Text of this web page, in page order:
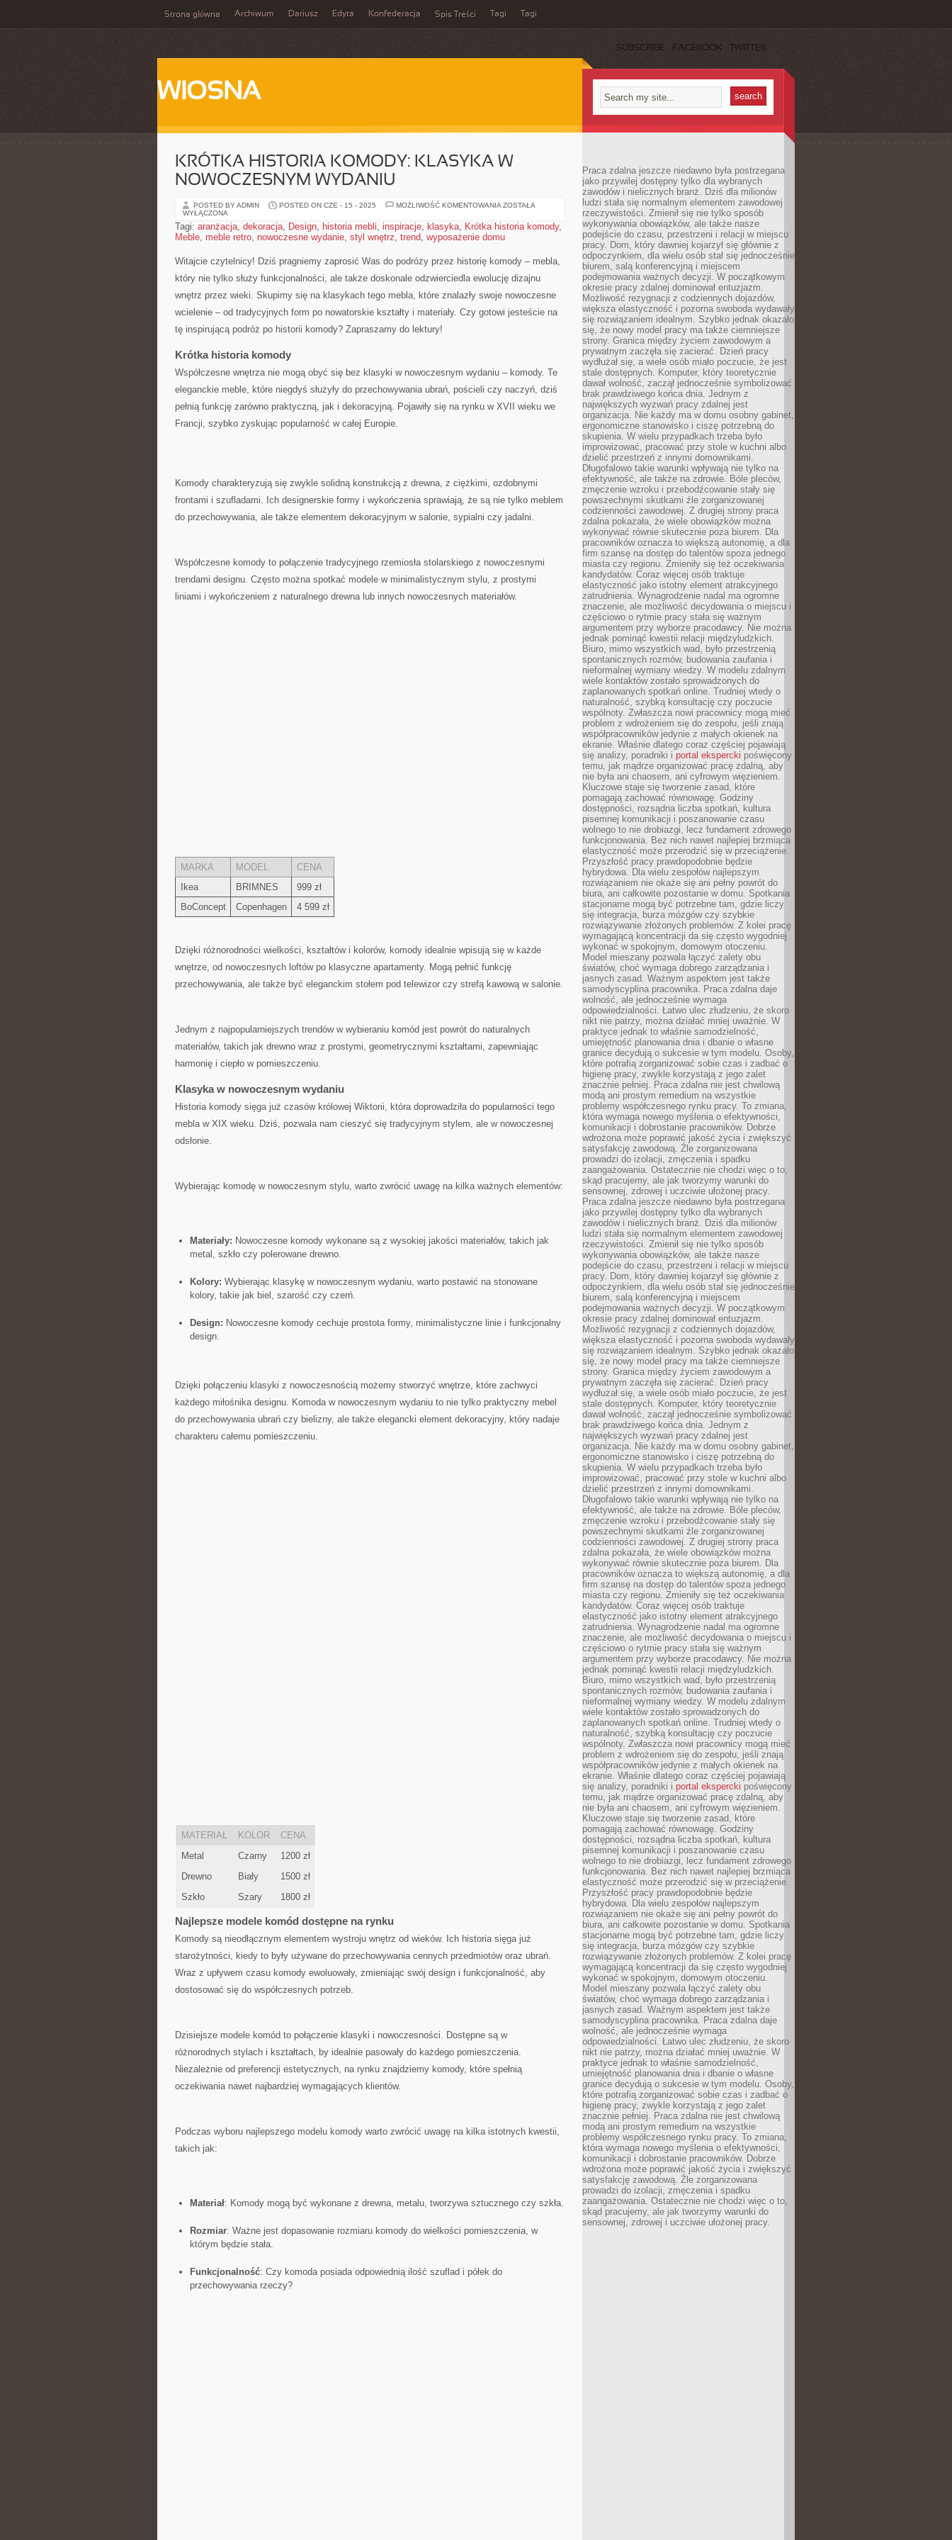
Strona główna Archiwum Dariusz Edyta Konfederacja Spis Treści Tagi Tagi
SUBSCRIBE FACEBOOK TWITTER
WIOSNA
KRÓTKA HISTORIA KOMODY: KLASYKA W
NOWOCZESNYM WYDANIU
POSTED BY ADMIN POSTED ON CZE - 15 - 2025 MOŻLIWOŚĆ KOMENTOWANIA KRÓTKA
KLASYKA
W
ZOSTAŁA
WYŁĄCZONA
Tagi: aranżacja, dekoracja, Design, historia mebli, inspiracje, klasyka, Krótka historia komody,
Meble, meble retro, nowoczesne wydanie, styl wnętrz, trend, wyposażenie domu
Witajcie czytelnicy! Dziś pragniemy zaprosić Was do ‍podróży przez⁤ historię⁤ komody – ⁣mebla,
który nie tylko służy funkcjonalności, ale także‍ doskonale odzwierciedla ewolucję dizajnu
wnętrz przez​ wieki. ⁢Skupimy ⁢się na klasykach tego mebla, które znalazły swoje nowoczesne
wcielenie – od tradycyjnych form‍ po nowatorskie kształty⁤ i materiały. Czy gotowi jesteście na
tę inspirującą podróż​ po historii komody? Zapraszamy do lektury!
Krótka ⁢historia komody
Współczesne wnętrza nie mogą obyć się​ bez klasyki w nowoczesnym wydaniu – komody. ⁢Te
eleganckie meble, które niegdyś służyły do ⁢przechowywania ubrań, pościeli czy naczyń,‌ dziś
pełnią funkcję zarówno praktyczną, jak i dekoracyjną. ⁢Pojawiły się ‍na rynku ⁢w XVII wieku we​
Francji, szybko zyskując⁤ popularność w całej Europie.
Komody charakteryzują ‌się ‍zwykle ‌solidną konstrukcją z drewna, z ciężkimi, ozdobnymi
frontami i szufladami. Ich designerskie formy i wykończenia sprawiają,⁤ że⁣ są nie tylko meblem
do przechowywania, ale także​ elementem dekoracyjnym ⁤w salonie, sypialni czy ​jadalni.
Współczesne komody ​to ⁣połączenie tradycyjnego ‍rzemiosła stolarskiego​ z nowoczesnymi
trendami designu.​ Często można spotkać modele ⁤w minimalistycznym stylu, ⁢z prostymi
liniami i wykończeniem z ‍naturalnego drewna lub innych nowoczesnych materiałów.
MARKA MODEL
CENA
Ikea
BRIMNES
999 zł
BoConcept
Copenhagen 4 599 zł
Dzięki różnorodności⁢ wielkości, kształtów i kolorów, komody ⁣idealnie wpisują się w każde
wnętrze, od nowoczesnych loftów po klasyczne​ apartamenty. Mogą pełnić funkcję
przechowywania, ale ‌także‌ być eleganckim stołem pod telewizor czy​ strefą kawową w salonie.
Jednym z najpopularniejszych trendów w wybieraniu komód ‍jest powrót⁢ do naturalnych
⁣materiałów,⁢ takich jak drewno wraz z prostymi, geometrycznymi kształtami, zapewniając
harmonię ⁤i ciepło w pomieszczeniu.
Klasyka w nowoczesnym wydaniu
Historia komody sięga już⁤ czasów królowej Wiktorii, ⁤która doprowadziła do ‌popularności ⁣tego
‍mebla⁢ w⁣ XIX⁣ wieku. Dziś, pozwala nam cieszyć się ​tradycyjnym stylem, ale w nowoczesnej
odsłonie.
Wybierając komodę w nowoczesnym stylu, warto zwrócić uwagę na⁢ kilka ważnych elementów:
Materiały: ⁤Nowoczesne ⁣komody ⁢wykonane ⁣są z wysokiej ⁢jakości materiałów, takich ​jak
metal, szkło czy polerowane drewno.
Kolory: Wybierając klasykę w nowoczesnym wydaniu, warto​ postawić ⁣na stonowane
kolory, takie ⁣jak biel, szarość czy czerń.
Design: Nowoczesne⁣ komody⁢ cechuje prostota formy, minimalistyczne linie i⁣ funkcjonalny
design.
Dzięki połączeniu klasyki‍ z​ nowoczesnością możemy stworzyć wnętrze, które zachwyci
⁤każdego miłośnika designu. Komoda w nowoczesnym wydaniu to nie tylko praktyczny mebel ​
do przechowywania ubrań⁤ czy bielizny, ale ‌także elegancki element⁤ dekoracyjny, który nadaje
charakteru całemu pomieszczeniu.
MATERIAŁ KOLOR
CENA
Metal
Czarny
1200 zł
Drewno
Biały
1500 zł
Szkło
Szary 1800 zł
Najlepsze modele komód⁣ dostępne na rynku
Komody⁣ są nieodłącznym elementem wystroju ⁣wnętrz od wieków. ⁢Ich historia​ sięga już
starożytności, kiedy to były używane do​ przechowywania​ cennych⁣ przedmiotów oraz ubrań.
Wraz⁤ z upływem czasu komody ewoluowały, zmieniając ‍swój design i funkcjonalność,⁢ aby⁤
dostosować się do współczesnych potrzeb.
Dzisiejsze⁤ modele komód ⁤to ⁢połączenie klasyki i nowoczesności.⁣ Dostępne są w
różnorodnych stylach i kształtach, by idealnie pasowały do każdego ‌pomieszczenia.⁤
Niezależnie od preferencji estetycznych, ⁣na rynku znajdziemy komody, które spełnią
oczekiwania nawet⁣ najbardziej wymagających klientów.
Podczas wyboru najlepszego modelu⁢ komody​ warto zwrócić uwagę na kilka⁤ istotnych kwestii,
takich jak:
Materiał: Komody mogą być​ wykonane z drewna, metalu, tworzywa ⁢sztucznego czy szkła.
Rozmiar: Ważne jest dopasowanie rozmiaru komody do wielkości pomieszczenia, w
którym będzie stała.
Funkcjonalność: ‌Czy komoda posiada ⁣odpowiednią ilość⁤ szuflad i⁤ półek do
przechowywania rzeczy?
Praca zdalna jeszcze niedawno była postrzegana
jako przywilej dostępny tylko dla wybranych
zawodów i nielicznych branż. Dziś dla milionów
ludzi stała się normalnym elementem zawodowej
rzeczywistości. Zmienił się nie tylko sposób
wykonywania obowiązków, ale także nasze
podejście do czasu, przestrzeni i relacji w miejscu
pracy. Dom, który dawniej kojarzył się głównie z
odpoczynkiem, dla wielu osób stał się jednocześnie
biurem, salą konferencyjną i miejscem
podejmowania ważnych decyzji. W początkowym
okresie pracy zdalnej dominował entuzjazm.
Możliwość rezygnacji z codziennych dojazdów,
większa elastyczność i pozorna swoboda wydawały
się rozwiązaniem idealnym. Szybko jednak okazało
się, że nowy model pracy ma także ciemniejsze
strony. Granica między życiem zawodowym a
prywatnym zaczęła się zacierać. Dzień pracy
wydłużał się, a wiele osób miało poczucie, że jest
stale dostępnych. Komputer, który teoretycznie
dawał wolność, zaczął jednocześnie symbolizować
brak prawdziwego końca dnia. Jednym z
największych wyzwań pracy zdalnej jest
organizacja. Nie każdy ma w domu osobny gabinet,
ergonomiczne stanowisko i ciszę potrzebną do
skupienia. W wielu przypadkach trzeba było
improwizować, pracować przy stole w kuchni albo
dzielić przestrzeń z innymi domownikami.
Długofalowo takie warunki wpływają nie tylko na
efektywność, ale także na zdrowie. Bóle pleców,
zmęczenie wzroku i przebodźcowanie stały się
powszechnymi skutkami źle zorganizowanej
codzienności zawodowej. Z drugiej strony praca
zdalna pokazała, że wiele obowiązków można
wykonywać równie skutecznie poza biurem. Dla
pracowników oznacza to większą autonomię, a dla
firm szansę na dostęp do talentów spoza jednego
miasta czy regionu. Zmieniły się też oczekiwania
kandydatów. Coraz więcej osób traktuje
elastyczność jako istotny element atrakcyjnego
zatrudnienia. Wynagrodzenie nadal ma ogromne
znaczenie, ale możliwość decydowania o miejscu i
częściowo o rytmie pracy stała się ważnym
argumentem przy wyborze pracodawcy. Nie można
jednak pominąć kwestii relacji międzyludzkich.
Biuro, mimo wszystkich wad, było przestrzenią
spontanicznych rozmów, budowania zaufania i
nieformalnej wymiany wiedzy. W modelu zdalnym
wiele kontaktów zostało sprowadzonych do
zaplanowanych spotkań online. Trudniej wtedy o
naturalność, szybką konsultację czy poczucie
wspólnoty. Zwłaszcza nowi pracownicy mogą mieć
problem z wdrożeniem się do zespołu, jeśli znają
współpracowników jedynie z małych okienek na
ekranie. Właśnie dlatego coraz częściej pojawiają
się analizy, poradniki i portal ekspercki poświęcony
temu, jak mądrze organizować pracę zdalną, aby
nie była ani chaosem, ani cyfrowym więzieniem.
Kluczowe staje się tworzenie zasad, które
pomagają zachować równowagę. Godziny
dostępności, rozsądna liczba spotkań, kultura
pisemnej komunikacji i poszanowanie czasu
wolnego to nie drobiazgi, lecz fundament zdrowego
funkcjonowania. Bez nich nawet najlepiej brzmiąca
elastyczność może przerodzić się w przeciążenie.
Przyszłość pracy prawdopodobnie będzie
hybrydowa. Dla wielu zespołów najlepszym
rozwiązaniem nie okaże się ani pełny powrót do
biura, ani całkowite pozostanie w domu. Spotkania
stacjonarne mogą być potrzebne tam, gdzie liczy
się integracja, burza mózgów czy szybkie
rozwiązywanie złożonych problemów. Z kolei pracę
wymagającą koncentracji da się często wygodniej
wykonać w spokojnym, domowym otoczeniu.
Model mieszany pozwala łączyć zalety obu
światów, choć wymaga dobrego zarządzania i
jasnych zasad. Ważnym aspektem jest także
samodyscyplina pracownika. Praca zdalna daje
wolność, ale jednocześnie wymaga
odpowiedzialności. Łatwo ulec złudzeniu, że skoro
nikt nie patrzy, można działać mniej uważnie. W
praktyce jednak to właśnie samodzielność,
umiejętność planowania dnia i dbanie o własne
granice decydują o sukcesie w tym modelu. Osoby,
które potrafią zorganizować sobie czas i zadbać o
higienę pracy, zwykle korzystają z jego zalet
znacznie pełniej. Praca zdalna nie jest chwilową
modą ani prostym remedium na wszystkie
problemy współczesnego rynku pracy. To zmiana,
która wymaga nowego myślenia o efektywności,
komunikacji i dobrostanie pracowników. Dobrze
wdrożona może poprawić jakość życia i zwiększyć
satysfakcję zawodową. Źle zorganizowana
prowadzi do izolacji, zmęczenia i spadku
zaangażowania. Ostatecznie nie chodzi więc o to,
skąd pracujemy, ale jak tworzymy warunki do
sensownej, zdrowej i uczciwie ułożonej pracy.
Praca zdalna jeszcze niedawno była postrzegana
jako przywilej dostępny tylko dla wybranych
zawodów i nielicznych branż. Dziś dla milionów
ludzi stała się normalnym elementem zawodowej
rzeczywistości. Zmienił się nie tylko sposób
wykonywania obowiązków, ale także nasze
podejście do czasu, przestrzeni i relacji w miejscu
pracy. Dom, który dawniej kojarzył się głównie z
odpoczynkiem, dla wielu osób stał się jednocześnie
biurem, salą konferencyjną i miejscem
podejmowania ważnych decyzji. W początkowym
okresie pracy zdalnej dominował entuzjazm.
Możliwość rezygnacji z codziennych dojazdów,
większa elastyczność i pozorna swoboda wydawały
się rozwiązaniem idealnym. Szybko jednak okazało
się, że nowy model pracy ma także ciemniejsze
strony. Granica między życiem zawodowym a
prywatnym zaczęła się zacierać. Dzień pracy
wydłużał się, a wiele osób miało poczucie, że jest
stale dostępnych. Komputer, który teoretycznie
dawał wolność, zaczął jednocześnie symbolizować
brak prawdziwego końca dnia. Jednym z
największych wyzwań pracy zdalnej jest
organizacja. Nie każdy ma w domu osobny gabinet,
ergonomiczne stanowisko i ciszę potrzebną do
skupienia. W wielu przypadkach trzeba było
improwizować, pracować przy stole w kuchni albo
dzielić przestrzeń z innymi domownikami.
Długofalowo takie warunki wpływają nie tylko na
efektywność, ale także na zdrowie. Bóle pleców,
zmęczenie wzroku i przebodźcowanie stały się
powszechnymi skutkami źle zorganizowanej
codzienności zawodowej. Z drugiej strony praca
zdalna pokazała, że wiele obowiązków można
wykonywać równie skutecznie poza biurem. Dla
pracowników oznacza to większą autonomię, a dla
firm szansę na dostęp do talentów spoza jednego
miasta czy regionu. Zmieniły się też oczekiwania
kandydatów. Coraz więcej osób traktuje
elastyczność jako istotny element atrakcyjnego
zatrudnienia. Wynagrodzenie nadal ma ogromne
znaczenie, ale możliwość decydowania o miejscu i
częściowo o rytmie pracy stała się ważnym
argumentem przy wyborze pracodawcy. Nie można
jednak pominąć kwestii relacji międzyludzkich.
Biuro, mimo wszystkich wad, było przestrzenią
spontanicznych rozmów, budowania zaufania i
nieformalnej wymiany wiedzy. W modelu zdalnym
wiele kontaktów zostało sprowadzonych do
zaplanowanych spotkań online. Trudniej wtedy o
naturalność, szybką konsultację czy poczucie
wspólnoty. Zwłaszcza nowi pracownicy mogą mieć
problem z wdrożeniem się do zespołu, jeśli znają
współpracowników jedynie z małych okienek na
ekranie. Właśnie dlatego coraz częściej pojawiają
się analizy, poradniki i portal ekspercki poświęcony
temu, jak mądrze organizować pracę zdalną, aby
nie była ani chaosem, ani cyfrowym więzieniem.
Kluczowe staje się tworzenie zasad, które
pomagają zachować równowagę. Godziny
dostępności, rozsądna liczba spotkań, kultura
pisemnej komunikacji i poszanowanie czasu
wolnego to nie drobiazgi, lecz fundament zdrowego
funkcjonowania. Bez nich nawet najlepiej brzmiąca
elastyczność może przerodzić się w przeciążenie.
Przyszłość pracy prawdopodobnie będzie
hybrydowa. Dla wielu zespołów najlepszym
rozwiązaniem nie okaże się ani pełny powrót do
biura, ani całkowite pozostanie w domu. Spotkania
stacjonarne mogą być potrzebne tam, gdzie liczy
się integracja, burza mózgów czy szybkie
rozwiązywanie złożonych problemów. Z kolei pracę
wymagającą koncentracji da się często wygodniej
wykonać w spokojnym, domowym otoczeniu.
Model mieszany pozwala łączyć zalety obu
światów, choć wymaga dobrego zarządzania i
jasnych zasad. Ważnym aspektem jest także
samodyscyplina pracownika. Praca zdalna daje
wolność, ale jednocześnie wymaga
odpowiedzialności. Łatwo ulec złudzeniu, że skoro
nikt nie patrzy, można działać mniej uważnie. W
praktyce jednak to właśnie samodzielność,
umiejętność planowania dnia i dbanie o własne
granice decydują o sukcesie w tym modelu. Osoby,
które potrafią zorganizować sobie czas i zadbać o
higienę pracy, zwykle korzystają z jego zalet
znacznie pełniej. Praca zdalna nie jest chwilową
modą ani prostym remedium na wszystkie
problemy współczesnego rynku pracy. To zmiana,
która wymaga nowego myślenia o efektywności,
komunikacji i dobrostanie pracowników. Dobrze
wdrożona może poprawić jakość życia i zwiększyć
satysfakcję zawodową. Źle zorganizowana
prowadzi do izolacji, zmęczenia i spadku
zaangażowania. Ostatecznie nie chodzi więc o to,
skąd pracujemy, ale jak tworzymy warunki do
sensownej, zdrowej i uczciwie ułożonej pracy.